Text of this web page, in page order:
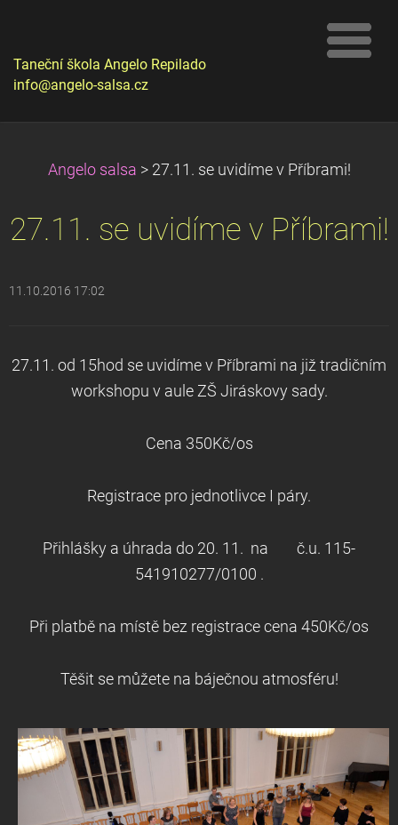
Taneční škola Angelo Repilado
info@angelo-salsa.cz
Angelo salsa > 27.11. se uvidíme v Příbrami!
27.11. se uvidíme v Příbrami!
11.10.2016 17:02
27.11. od 15hod se uvidíme v Příbrami na již tradičním
workshopu v aule ZŠ Jiráskovy sady.
Cena 350Kč/os
Registrace pro jednotlivce I páry.
Přihlášky a úhrada do 20. 11. na č.u. 115-
541910277/0100 .
Při platbě na místě bez registrace cena 450Kč/os
Těšit se můžete na báječnou atmosféru!